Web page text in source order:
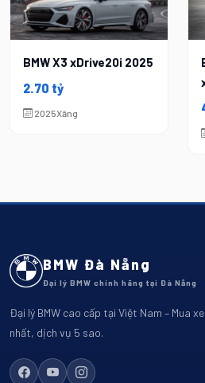
BMW X3 xDrive20i 2025
2.70 tỷ
2025Xăng
BMW Đà Nẵng
Đại lý BMW chính hãng tại Đà Nẵng
Đại lý BMW cao cấp tại Việt Nam – Mua
nhất, dịch vụ 5 sao.